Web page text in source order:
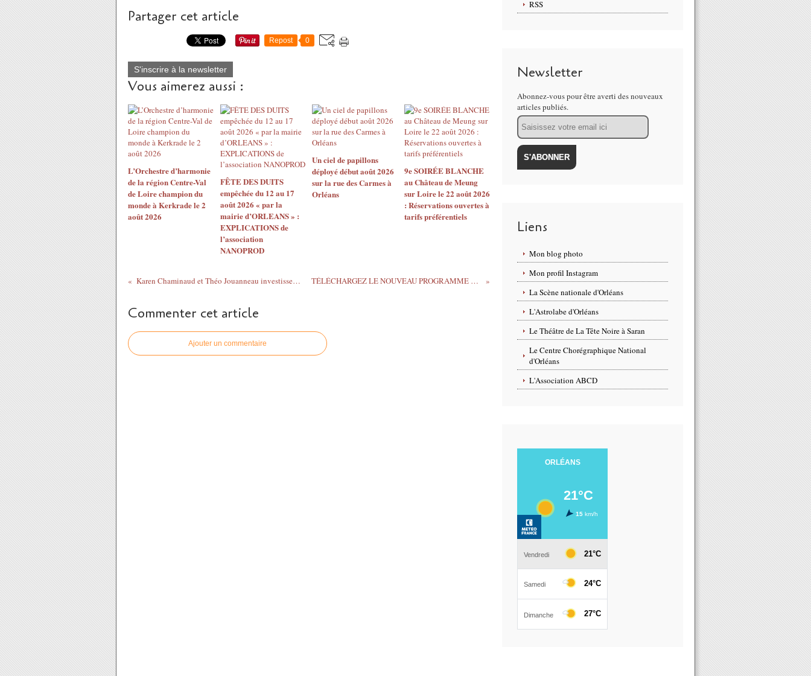
Partager cet article
Repost 0
S'inscrire à la newsletter
Vous aimerez aussi :
L’Orchestre d’harmonie
de la région Centre-Val
de Loire champion du
monde à Kerkrade le 2
août 2026
FÊTE DES DUITS
empêchée du 12 au 17
août 2026 « par la
mairie d’ORLEANS » :
EXPLICATIONS de
l’association
NANOPROD
Un ciel de papillons
déployé début août 2026
sur la rue des Carmes à
Orléans
9e SOIRÉE BLANCHE
au Château de Meung
sur Loire le 22 août 2026
: Réservations ouvertes à
tarifs préférentiels
Karen Chaminaud et Théo Jouanneau investissent PARCOURS ET JARDINS 2018 avec L'ENFANT NU et les prémices d'un cabaret. TÉLÉCHARGEZ LE NOUVEAU PROGRAMME DÉTAILLE ILLUSTRE DU FESTIVAL PARCOURS ET JARDINS 2018 A ORLÉANS
Commenter cet article
Ajouter un commentaire
RSS
Newsletter
Abonnez-vous pour être averti des nouveaux
articles publiés.
Email
Liens
Mon blog photo
Mon profil Instagram
La Scène nationale d'Orléans
L'Astrolabe d'Orléans
Le Théâtre de La Tête Noire à Saran
Le Centre Chorégraphique National
d'Orléans
L'Association ABCD